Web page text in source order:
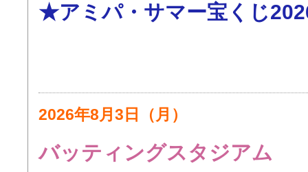
★アミパ・サマー宝くじ
2026年8月3日（月）
バッティングスタジアム